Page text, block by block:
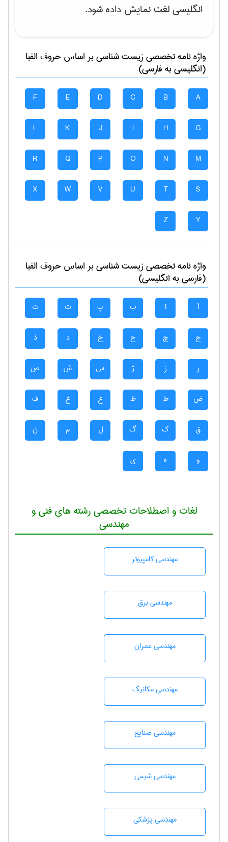
انگلیسی لغت نمایش داده شود.
واژه نامه تخصصیزيست شناسیبر اساس حروف الفبا
(انگلیسی به فارسی)
A
B
C
D
E
F
G
H
I
J
K
L
M
N
O
P
Q
R
S
T
U
V
W
X
Y
Z
واژه نامه تخصصیزيست شناسیبر اساس حروف الفبا
(فارسی به انگلیسی)
آ ا ب پ ت ث
ج چ ح خ د ذ
ر ز ژ س ش ص
ض ط ظ ع غ ف
ق ک گ ل م ن
و ه ی
لغات و اصطلاحات تخصصی رشته های فنی و
مهندسی
مهندسی كامپيوتر
مهندسی برق
مهندسی عمران
مهندسی مکانیک
مهندسی صنايع
مهندسي شيمی
مهندسی پزشکی